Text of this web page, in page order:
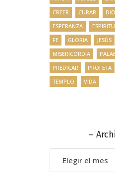
CREER
CURAR
ESPERANZA
FE
GLORIA JESÚS
MISERICORDIA
PREDICAR
PROFETA
TEMPLO
VIDA
–
–
Archivo
–